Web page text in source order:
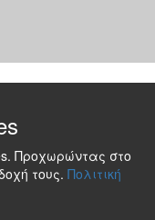
Προχωρώντας στο
τους. Πολιτική